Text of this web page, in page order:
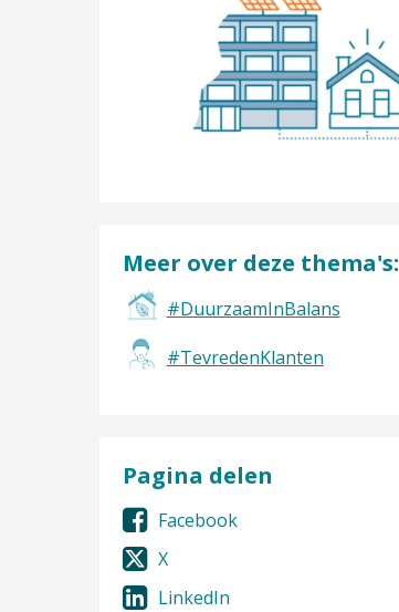
Meer over deze thema's:
#DuurzaamInBalans
#TevredenKlanten
Pagina delen
Facebook
X
LinkedIn